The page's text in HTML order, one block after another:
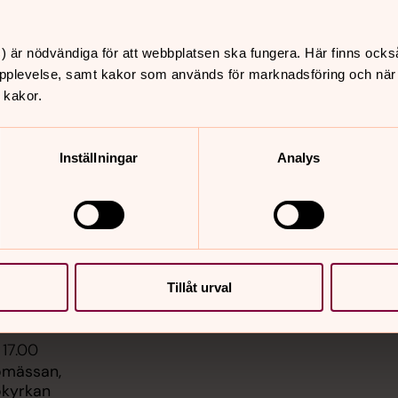
är nödvändiga för att webbplatsen ska fungera. Här finns
samt kakor som används för marknadsföring och
Inställningar Analys
Tillåt urval
Backa kyrka
Tuve kyrka
Hitta snabbt
Sidkarta